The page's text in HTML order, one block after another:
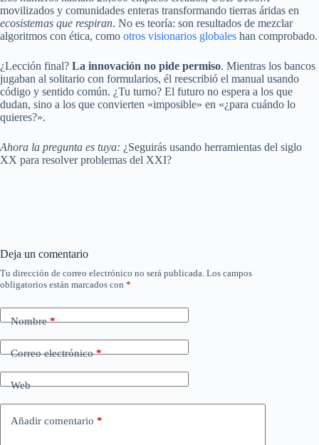
movilizados y comunidades enteras transformando tierras áridas en
ecosistemas que respiran. No es teoría: son resultados de mezclar
algoritmos con ética, como otros visionarios globales han comprobado.
¿Lección final? La innovación no pide permiso. Mientras los bancos
jugaban al solitario con formularios, él reescribió el manual usando
código y sentido común. ¿Tu turno? El futuro no espera a los que
dudan, sino a los que convierten «imposible» en «¿para cuándo lo
quieres?».
Ahora la pregunta es tuya: ¿Seguirás usando herramientas del siglo
XX para resolver problemas del XXI?
Deja un comentario
Tu dirección de correo electrónico no será publicada. Los campos
obligatorios están marcados con *
Nombre*
Correo electrónico*
Web
Añadir comentario *